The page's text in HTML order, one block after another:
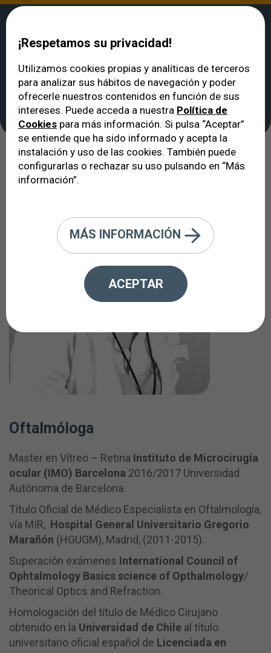
VERTE Oftalmólogo en Barcelona: cuadro médico Dra. Alejandra Oteíza
Dra. Alejandra Oteíza
Oftalmóloga
Master en Vítreo – Retina Instituto de Microcirugía
ocular (IMO) Barcelona 2016/2017 Universidad
Autónoma de Barcelona.
Título Oficial de Médico Especialista en Oftalmología,
vía MIR, Hospital General Universitario Gregorio
Marañón (HGUGM), Madrid, (2011-2015).
Superación exámenes International Council of
Ophtalmology Basics science of Opthalmology/
Theorical Optics and Refraction.
Homologación del título de Médico Cirujano
obtenido en la Universidad de Chile al título
universitario oficial español de Licenciada en
¡Respetamos su privacidad!
Utilizamos cookies propias y analíticas de terceros
para analizar sus hábitos de navegación y poder
ofrecerle nuestros contenidos en función de sus
intereses. Puede acceda a nuestra Política de
Cookies para más información. Si pulsa “Aceptar”
se entiende que ha sido informado y acepta la
instalación y uso de las cookies. También puede
configurarlas o rechazar su uso pulsando en “Más
información”.
MÁS INFORMACIÓN
ACEPTAR